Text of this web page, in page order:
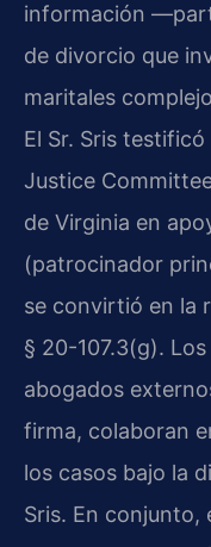
información
de divorcio que
maritales
El Sr. Sris
Justice
de Virginia en
(patrocinador
se convirtió en la
§ 20-107.3(g).
abogados
firma, colaboran
los casos bajo la
Sris. En conjunto,